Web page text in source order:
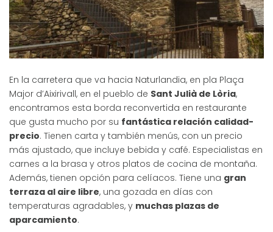
En la carretera que va hacia Naturlandia, en pla Plaça
Major d’Aixirivall, en el pueblo de Sant Julià de Lòria,
encontramos esta borda reconvertida en restaurante
que gusta mucho por su fantástica relación calidad-
precio. Tienen carta y también menús, con un precio
más ajustado, que incluye bebida y café. Especialistas en
carnes a la brasa y otros platos de cocina de montaña.
Además, tienen opción para celíacos. Tiene una gran
terraza al aire libre, una gozada en días con
temperaturas agradables, y muchas plazas de
aparcamiento.